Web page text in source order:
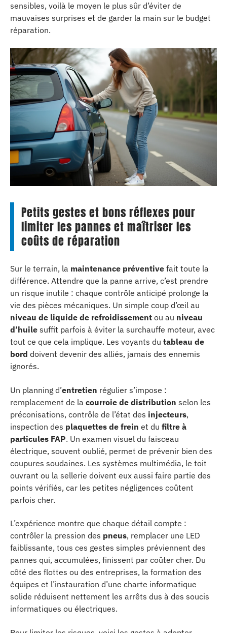
sensibles, voilà le moyen le plus sûr d’éviter de
mauvaises surprises et de garder la main sur le budget
réparation.
Petits gestes et bons réflexes pour
limiter les pannes et maîtriser les
coûts de réparation
Sur le terrain, la maintenance préventive fait toute la
différence. Attendre que la panne arrive, c’est prendre
un risque inutile : chaque contrôle anticipé prolonge la
vie des pièces mécaniques. Un simple coup d’œil au
niveau de liquide de refroidissement ou au niveau
d’huile suffit parfois à éviter la surchauffe moteur, avec
tout ce que cela implique. Les voyants du tableau de
bord doivent devenir des alliés, jamais des ennemis
ignorés.
Un planning d’entretien régulier s’impose :
remplacement de la courroie de distribution selon les
préconisations, contrôle de l’état des injecteurs,
inspection des plaquettes de frein et du filtre à
particules FAP. Un examen visuel du faisceau
électrique, souvent oublié, permet de prévenir bien des
coupures soudaines. Les systèmes multimédia, le toit
ouvrant ou la sellerie doivent eux aussi faire partie des
points vérifiés, car les petites négligences coûtent
parfois cher.
L’expérience montre que chaque détail compte :
contrôler la pression des pneus, remplacer une LED
faiblissante, tous ces gestes simples préviennent des
pannes qui, accumulées, finissent par coûter cher. Du
côté des flottes ou des entreprises, la formation des
équipes et l’instauration d’une charte informatique
solide réduisent nettement les arrêts dus à des soucis
informatiques ou électriques.